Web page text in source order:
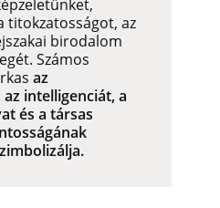
titokzatosságot, az
birodalom
Számos
az
intelligenciát, a
és a társas